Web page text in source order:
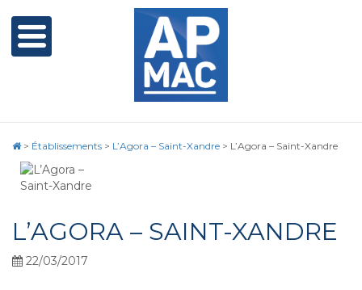
> Établissements > L’Agora – Saint-Xandre > L’Agora – Saint-Xandre
L’AGORA – SAINT-XANDRE
22/03/2017